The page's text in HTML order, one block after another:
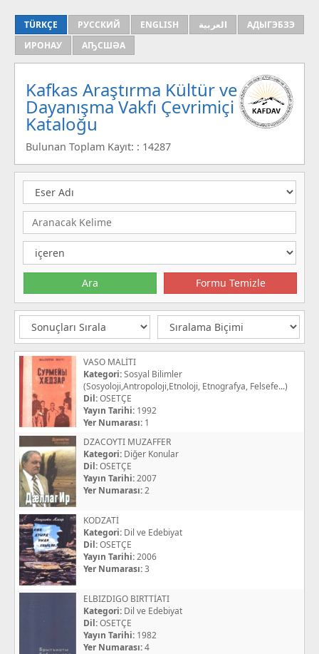
TÜRKÇE РУССКИЙ ENGLISH العربية
АДЫГЭБЗЭ
ИРОНАУ
АҦСШӘА
Kafkas Araştırma Kültür ve
Dayanışma Vakfı Çevrimiçi
Kataloğu
Bulunan Toplam Kayıt: : 14287
VASO MALİTI
Kategori:Sosyal Bilimler
(Sosyoloji,Antropoloji,Etnoloji, Etnografya, Felsefe...)
Dil:OSETÇE
Yayın Tarihi: 1992
Yer Numarası: 1
DZACOYTI MUZAFFER
Kategori: Diğer Konular
Dil:OSETÇE
Yayın Tarihi:2007
Yer Numarası:2
KODZATİ
Kategori: Dil ve Edebiyat
Dil:OSETÇE
Yayın Tarihi:2006
Yer Numarası:3
ELBIZDIGO BIRTTİATI
Kategori: Dil ve Edebiyat
Dil:OSETÇE
Yayın Tarihi: 1982
Yer Numarası:4